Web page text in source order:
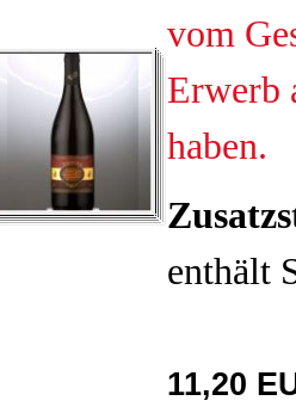
vom
Erwerb
haben.
enthält
11,20